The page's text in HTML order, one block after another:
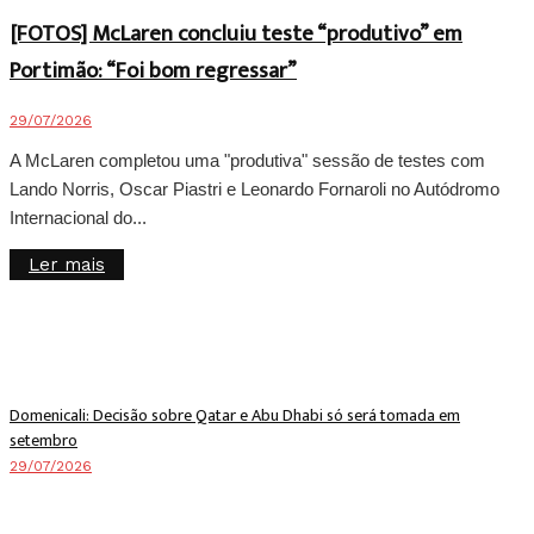
[FOTOS] McLaren concluiu teste “produtivo” em
Portimão: “Foi bom regressar”
29/07/2026
A McLaren completou uma "produtiva" sessão de testes com
Lando Norris, Oscar Piastri e Leonardo Fornaroli no Autódromo
Internacional do...
Ler mais
Domenicali: Decisão sobre Qatar e Abu Dhabi só será tomada em
setembro
29/07/2026